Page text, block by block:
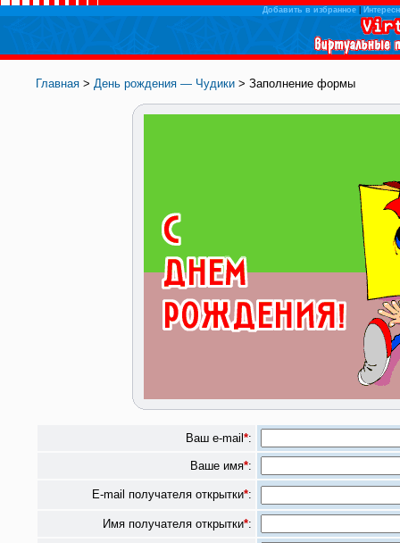
Добавить в избранное|
Главная > День рождения — Чудики > Заполнение формы
Ваш e-mail *:
Ваше имя*:
E-mail получателя открытки*:
Имя получателя открытки*: